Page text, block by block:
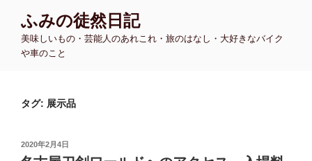
ふみの徒然日記
美味しいもの・芸能人のあれこれ・旅のはなし・大好きなバイク
や車のこと
タグ: 展示品
投
稿
2020年2月4日